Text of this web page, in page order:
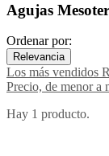
Agujas
Ordenar por:
Relevancia
Los más vendidos
Precio, de menor a
Hay 1 producto.